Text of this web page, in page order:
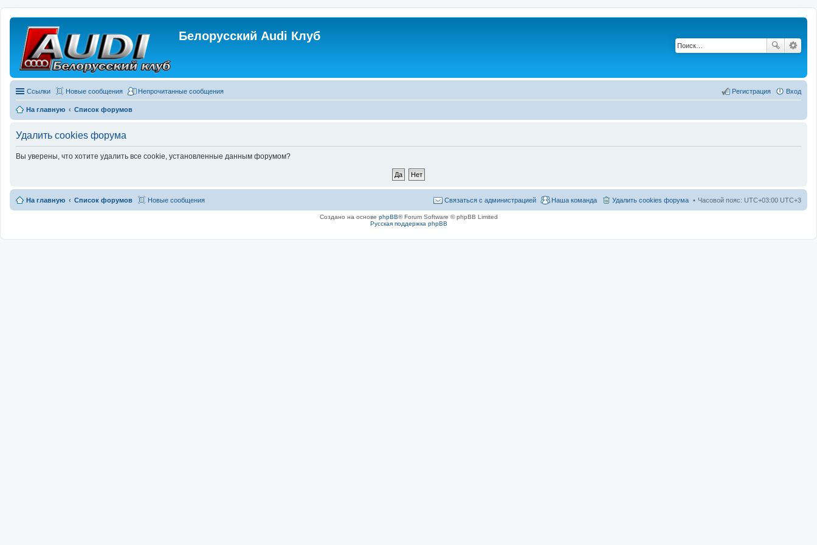
Белорусский Audi Клуб
Ссылки Новые сообщения Непрочитанные сообщения Вход
Регистрация
На главную Список форумов
Удалить cookies форума
Вы уверены, что хотите удалить все cookie, установленные данным форумом?
На главную Список форумов Новые сообщения Часовой пояс: UTC+03:00 UTC+3
Удалить cookies форума
Наша команда
Связаться с администрацией
Создано на основе phpBB® Forum Software © phpBB Limited
Русская поддержка phpBB